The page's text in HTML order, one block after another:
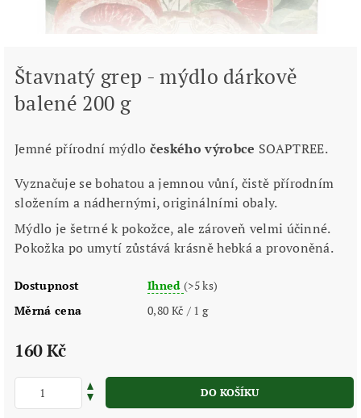
Štavnatý grep - mýdlo dárkově
balené 200 g
Jemné přírodní mýdlo českého výrobce SOAPTREE.
Vyznačuje se bohatou a jemnou vůní, čistě přírodním
složením a nádhernými, originálními obaly.
Mýdlo je šetrné k pokožce, ale zároveň velmi účinné.
Pokožka po umytí zůstává krásně hebká a provoněná.
Dostupnost Ihned(>5 ks)
Měrná cena
0,80 Kč / 1 g
160 Kč